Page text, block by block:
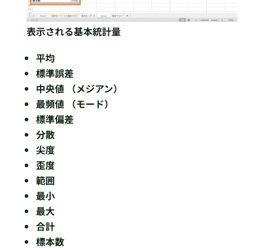
表示される基本統計量
平均
標準誤差
中央値 （メジアン）
最頻値 （モード）
標準偏差
分散
尖度
歪度
範囲
最小
最大
合計
標本数